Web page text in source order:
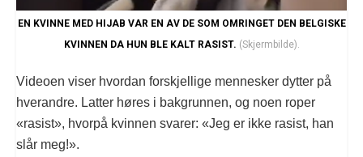
EN KVINNE MED HIJAB VAR EN AV DE SOM OMRINGET DEN BELGISKE
KVINNEN DA HUN BLE KALT RASIST. (Skjermbilde).
Videoen viser hvordan forskjellige mennesker dytter på
hverandre. Latter høres i bakgrunnen, og noen roper
«rasist», hvorpå kvinnen svarer: «Jeg er ikke rasist, han
slår meg!».